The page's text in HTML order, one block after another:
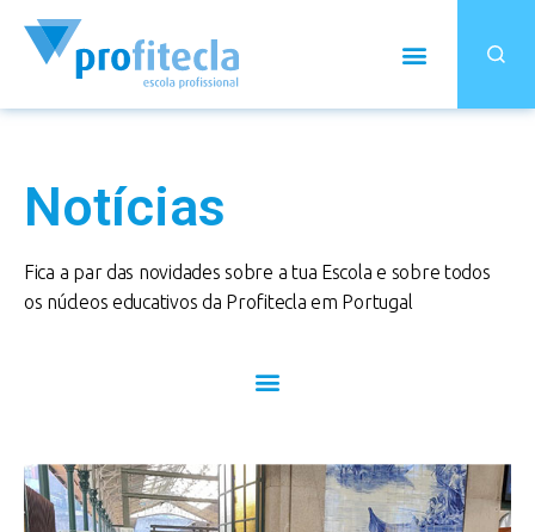
Notícias
Fica a par das novidades sobre a tua Escola e sobre todos
os núcleos educativos da Profitecla em Portugal